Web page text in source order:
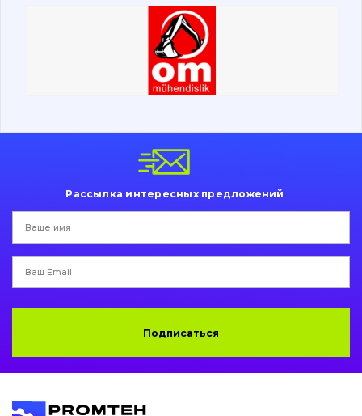
Фильтры и смазочные материалы
Ножи, режущие кромки
Защита (ковша, адаптера)
Пальци и втулки
Гидравлика
написати
Рассылка интересных предложений
Подписаться